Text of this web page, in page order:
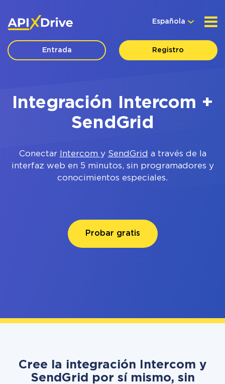
Española
Entrada Registro
Integración Intercom +
SendGrid
Conectar Intercom y SendGrid a través de la
interfaz web en 5 minutos, sin programadores y
conocimientos especiales.
Probar gratis
Cree la integración Intercom y
SendGrid por sí mismo, sin